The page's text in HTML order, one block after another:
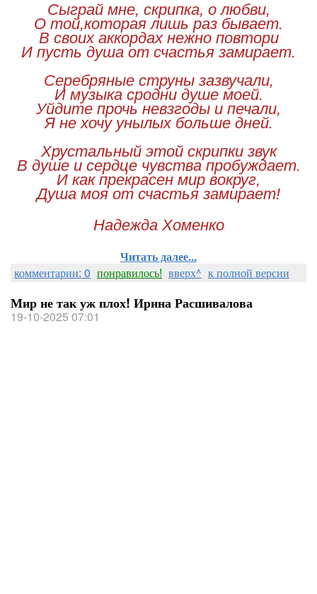
Сыграй мне, скрипка, о любви,
О той,которая лишь раз бывает.
В своих аккордах нежно повтори
И пусть душа от счастья замирает.
Серебряные струны зазвучали,
И музыка сродни душе моей.
Уйдите прочь невзгоды и печали,
Я не хочу унылых больше дней.
Хрустальный этой скрипки звук
В душе и сердце чувства пробуждает.
И как прекрасен мир вокруг,
Душа моя от счастья замирает!
Надежда Хоменко
Читать далее...
комментарии: 0 понравилось! вверх^ к полной версии
Мир не так уж плох! Ирина Расшивалова
19-10-2025 07:01